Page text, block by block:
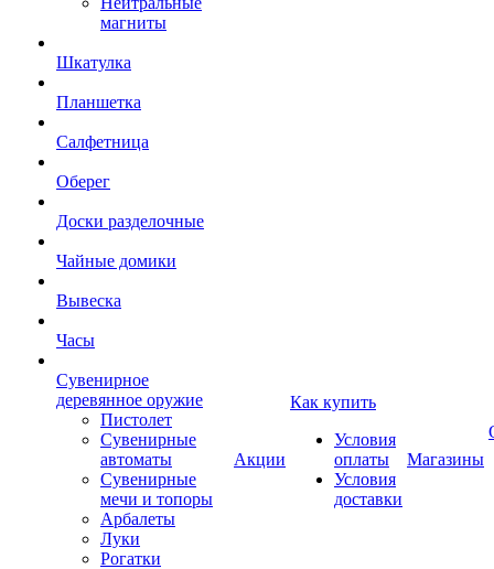
магниты
Шкатулка
Планшетка
Салфетница
Оберег
Доски разделочные
Чайные домики
Вывеска
Часы
Сувенирное
деревянное оружие
Пистолет
Сувенирные
автоматы
Сувенирные
мечи и топоры
Арбалеты
Луки
Рогатки
Акции
Как купить
Условия
оплаты
Условия
доставки
Магазины